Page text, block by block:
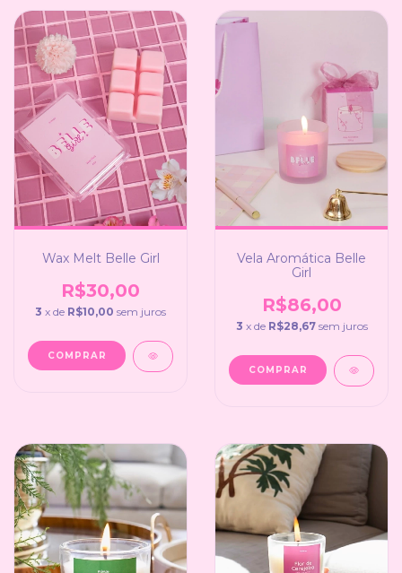
Wax Melt Belle Girl
R$30,00
3 x de R$10,00 sem juros
Vela Aromática Belle
Girl
R$86,00
3 x de R$28,67 sem juros